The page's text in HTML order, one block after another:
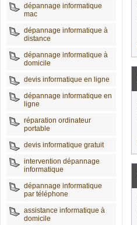
dépannage informatique
mac
dépannage informatique à
distance
dépannage informatique à
domicile
devis informatique en ligne
dépannage informatique en
ligne
réparation ordinateur
portable
devis informatique gratuit
intervention dépannage
informatique
dépannage informatique
par téléphone
assistance informatique à
domicile